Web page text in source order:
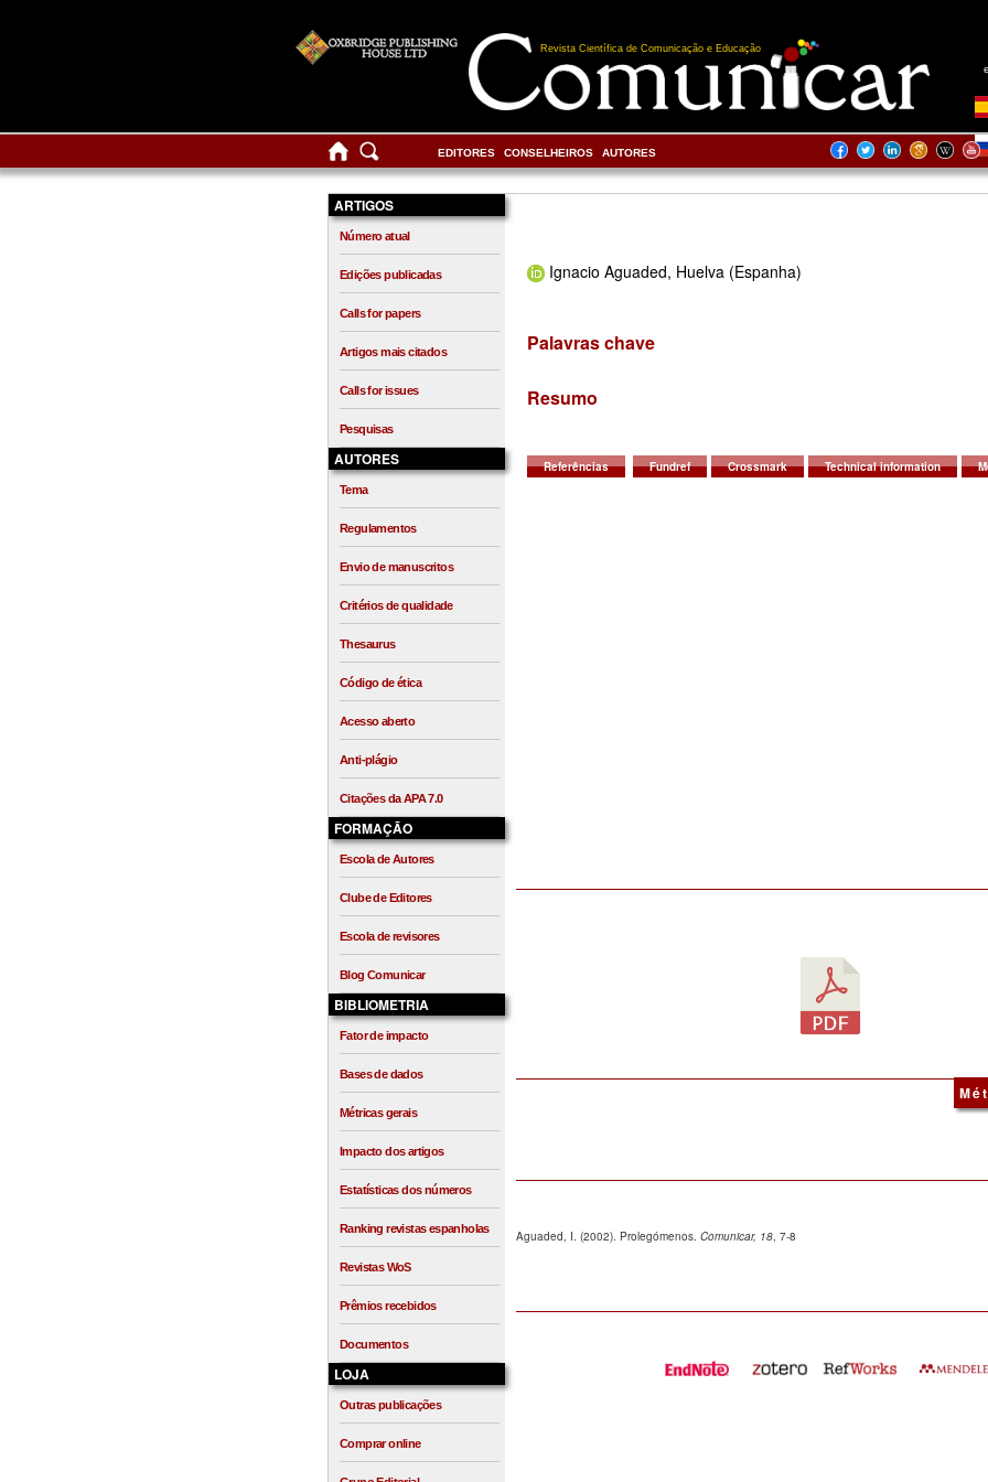
Revista Científica de Comunicação e Educação
EDITORES CONSELHEIROS AUTORES
ARTIGOS
Número atual
Edições publicadas
Calls for papers
Artigos mais citados
Calls for issues
Pesquisas
AUTORES
Tema
Regulamentos
Envio de manuscritos
Critérios de qualidade
Thesaurus
Código de ética
Acesso aberto
Anti-plágio
Citações da APA 7.0
FORMAÇÃO
Escola de Autores
Clube de Editores
Escola de revisores
Blog Comunicar
BIBLIOMETRIA
Fator de impacto
Bases de dados
Métricas gerais
Impacto dos artigos
Estatísticas dos números
Ranking revistas espanholas
Revistas WoS
Prêmios recebidos
Documentos
LOJA
Outras publicações
Comprar online
Ignacio Aguaded, Huelva (Espanha)
Palavras chave
Resumo
Referências Fundref Crossmark Technical information
Aguaded, I. (2002). Prolegómenos. Comunicar, 18, 7-8